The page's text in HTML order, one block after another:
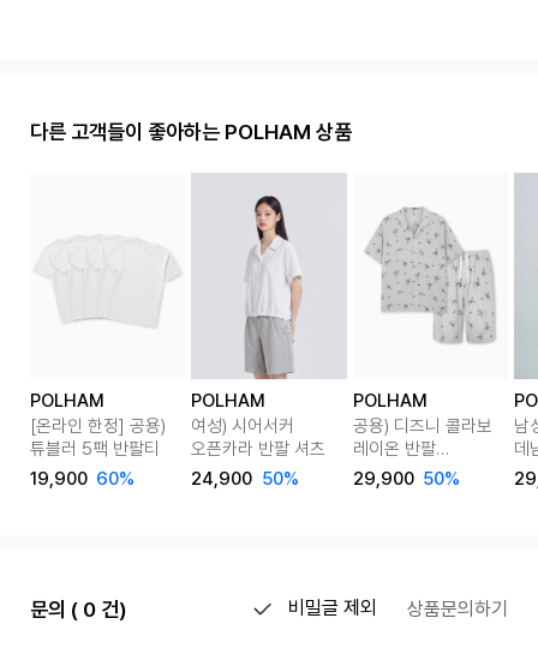
다른 고객들이 좋아하는 POLHAM 상품
POLHAM
[온라인 한정] 공용)
튜블러 5팩 반팔티
19,900 60%
POLHAM
여성) 시어서커
오픈카라 반팔 셔츠
24,900 50%
POLHAM
공용) 디즈니 콜라보
레이온 반팔
라운지웨어 세트
29,900 50%
남
데
문의 ( 0 건) 비밀글 제외 상품문의하기